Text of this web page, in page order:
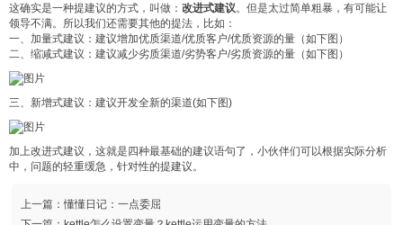
这确实是一种提建议的方式，叫做： 改进式建议 。但是太过简单粗暴，有可能让
领导不满。所以我们还需要其他的提法，比如：
一、加量式建议：建议增加优质渠道/优质客户/优质资源的量（如下图）
二、缩减式建议：建议减少劣质渠道/劣势客户/劣质资源的量（如下图）
三、新增式建议：建议开发全新的渠道(如下图)
加上改进式建议，这就是四种最基础的建议语句了，小伙伴们可以根据实际分析
中，问题的轻重缓急，针对性的提建议。
上一篇： 懂懂日记：一点委屈